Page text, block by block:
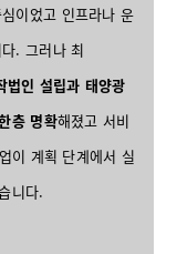
이었고 인프라나 운
. 그러나 최
법인 설립과 태양광
층 명확해졌고 서비
이 계획 단계에서 실
니다.